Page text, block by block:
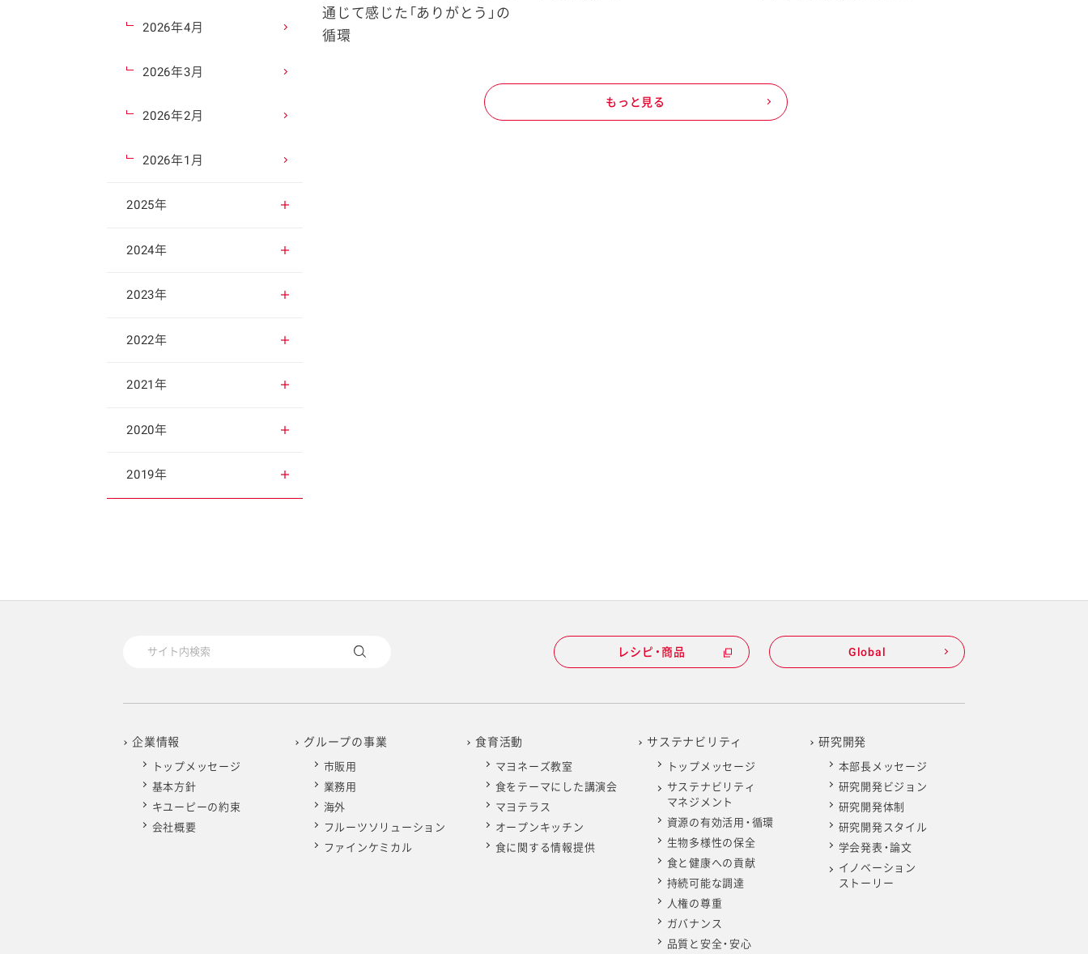
通じて感じた「ありがとう」の
循環
もっと見る
2026年4月
2026年3月
2026年2月
2026年1月
2025年
2025年12月
2025年11月
2025年10月
2025年9月
2025年8月
2025年7月
2025年4月
2025年3月
2025年1月
2024年
2024年12月
2024年11月
2024年10月
2024年9月
2024年8月
2024年5月
2024年4月
2024年2月
2024年1月
2023年
2023年12月
2023年11月
2023年10月
2023年9月
2023年6月
2023年5月
2023年3月
2023年2月
2023年1月
2022年
2022年12月
2022年11月
2022年10月
2022年7月
2022年6月
2022年4月
2022年3月
2022年2月
2021年
2021年12月
2021年11月
2021年7月
2021年5月
2021年4月
2021年3月
2020年
2020年12月
2020年8月
2020年6月
2020年5月
2020年4月
2019年
2019年9月
2019年7月
2019年6月
2019年5月
レシピ・商品 Global
企業情報
トップメッセージ
基本方針
キユーピーの約束
会社概要
グループの事業
市販用
業務用
海外
フルーツソリューション
ファインケミカル
食育活動
マヨネーズ教室
食をテーマにした講演会
マヨテラス
オープンキッチン
食に関する情報提供
サステナビリティ
トップメッセージ
サステナビリティ
マネジメント
資源の有効活用・循環
生物多様性の保全
食と健康への貢献
持続可能な調達
人権の尊重
ガバナンス
品質と安全・安心
研究開発
本部長メッセージ
研究開発ビジョン
研究開発体制
研究開発スタイル
学会発表・論文
イノベーション
ストーリー